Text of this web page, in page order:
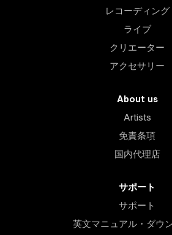
レコーディング
ライブ
クリエーター
アクセサリー
About us
Artists
免責条項
国内代理店
サポート
サポート
英文マニュアル・ダウ